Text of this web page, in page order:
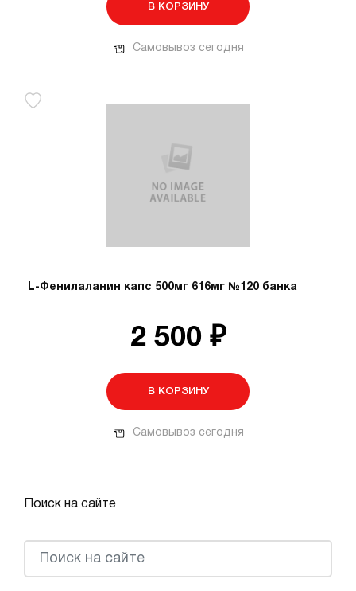
В КОРЗИНУ
Самовывоз сегодня
L-Фенилаланин капс 500мг 616мг №120 банка
2 500 ₽
В КОРЗИНУ
Самовывоз сегодня
Поиск на сайте